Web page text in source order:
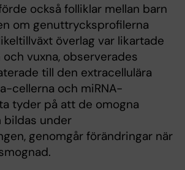
också folliklar mellan barn
om genuttrycksprofilerna
överlag var likartade
vuxna, observerades
till den extracellulära
cellerna och miRNA-
tyder på att de omogna
bildas under
genomgår förändringar när